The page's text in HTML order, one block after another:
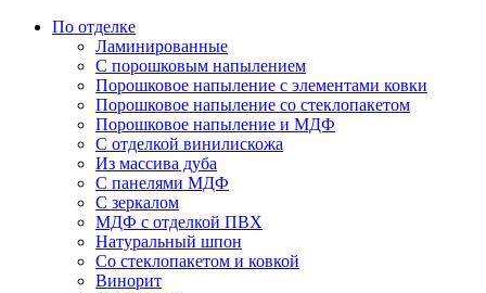
По отделке
Ламинированные
С порошковым напылением
Порошковое напыление с элементами ковки
Порошковое напыление со стеклопакетом
Порошковое напыление и МДФ
С отделкой винилискожа
Из массива дуба
С панелями МДФ
С зеркалом
МДФ с отделкой ПВХ
Натуральный шпон
Со стеклопакетом и ковкой
Винорит